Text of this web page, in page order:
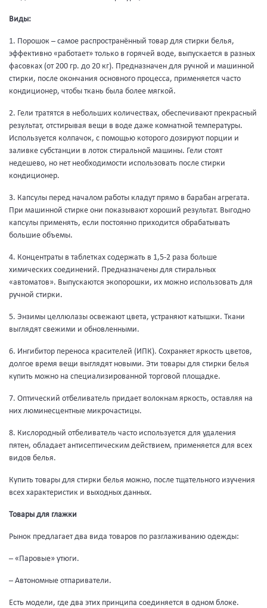
Виды:
1. Порошок – самое распространённый товар для стирки белья,
эффективно «работает» только в горячей воде, выпускается в разных
фасовках (от 200 гр. до 20 кг). Предназначен для ручной и машинной
стирки, после окончания основного процесса, применяется часто
кондиционер, чтобы ткань была более мягкой.
2. Гели тратятся в небольших количествах, обеспечивают прекрасный
результат, отстирывая вещи в воде даже комнатной температуры.
Используется колпачок, с помощью которого дозируют порции и
заливке субстанции в лоток стиральной машины. Гели стоят
недешево, но нет необходимости использовать после стирки
кондиционер.
3. Капсулы перед началом работы кладут прямо в барабан агрегата.
При машинной стирке они показывают хороший результат. Выгодно
капсулы применять, если постоянно приходится обрабатывать
большие объемы.
4. Концентраты в таблетках содержать в 1,5-2 раза больше
химических соединений. Предназначены для стиральных
«автоматов». Выпускаются экопорошки, их можно использовать для
ручной стирки.
5. Энзимы целлюлазы освежают цвета, устраняют катышки. Ткани
выглядят свежими и обновленными.
6. Ингибитор переноса красителей (ИПК). Сохраняет яркость цветов,
долгое время вещи выглядят новыми. Эти товары для стирки белья
купить можно на специализированной торговой площадке.
7. Оптический отбеливатель придает волокнам яркость, оставляя на
них люминесцентные микрочастицы.
8. Кислородный отбеливатель часто используется для удаления
пятен, обладает антисептическим действием, применяется для всех
видов белья.
Купить товары для стирки белья можно, после тщательного изучения
всех характеристик и выходных данных.
Товары для глажки
Рынок предлагает два вида товаров по разглаживанию одежды:
– «Паровые» утюги.
– Автономные отпариватели.
Есть модели, где два этих принципа соединяется в одном блоке.